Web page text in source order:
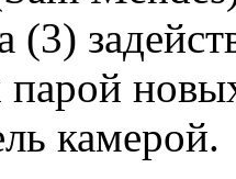
(3)
камерой.